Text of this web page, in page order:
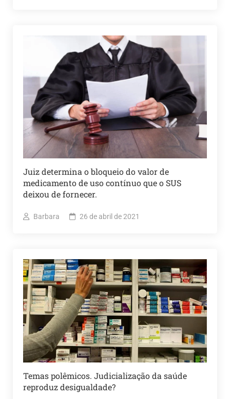
Juiz determina o bloqueio do valor de
medicamento de uso contínuo que o SUS
deixou de fornecer.
Barbara 26 de abril de 2021
Temas polêmicos. Judicialização da saúde
reproduz desigualdade?